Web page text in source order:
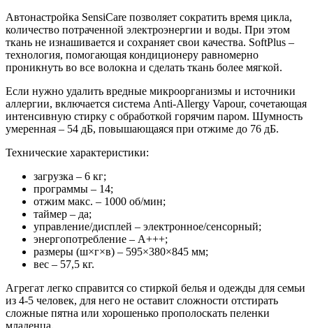
Автонастройка SensiCare позволяет сократить время цикла,
количество потраченной электроэнергии и воды. При этом
ткань не изнашивается и сохраняет свои качества. SoftPlus –
технология, помогающая кондиционеру равномерно
проникнуть во все волокна и сделать ткань более мягкой.
Если нужно удалить вредные микроорганизмы и источники
аллергии, включается система Anti-Allergy Vapour, сочетающая
интенсивную стирку с обработкой горячим паром. Шумность
умеренная – 54 дБ, повышающаяся при отжиме до 76 дБ.
Технические характеристики:
загрузка – 6 кг;
программы – 14;
отжим макс. – 1000 об/мин;
таймер – да;
управление/дисплей – электронное/сенсорный;
энергопотребление – А+++;
размеры (ш×г×в) – 595×380×845 мм;
вес – 57,5 кг.
Агрегат легко справится со стиркой белья и одежды для семьи
из 4-5 человек, для него не оставит сложности отстирать
сложные пятна или хорошенько прополоскать пеленки
младенца.